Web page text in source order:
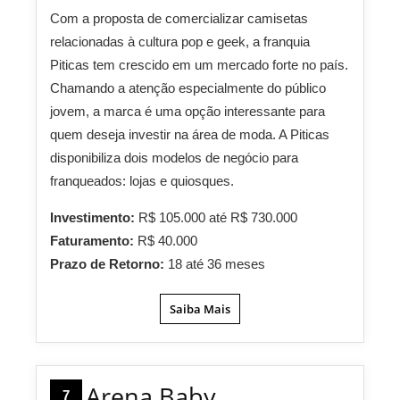
Com a proposta de comercializar camisetas
relacionadas à cultura pop e geek, a franquia
Piticas tem crescido em um mercado forte no país.
Chamando a atenção especialmente do público
jovem, a marca é uma opção interessante para
quem deseja investir na área de moda. A Piticas
disponibiliza dois modelos de negócio para
franqueados: lojas e quiosques.
Investimento: R$ 105.000 até R$ 730.000
Faturamento: R$ 40.000
Prazo de Retorno: 18 até 36 meses
Saiba Mais
7